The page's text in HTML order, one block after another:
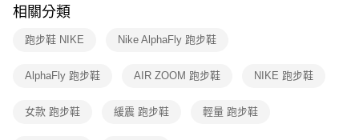
※ 交易是否成功請以「AFTEE先享後付 」之結帳頁面顯示為準，若有關於
是否繳費成功／繳費後需取消欲退款等相關疑問，請聯繫「AFTEE先享後付
客戶支援中心」
https://netprotections.freshdesk.com/support/home
１．透過由恩沛科技股份有限公司提供之「AFTEE先享後付」服務完成之交
權轉讓予恩沛科技股份有限公司。
相關分類
跑步鞋 NIKE Nike AlphaFly 跑步鞋
AlphaFly 跑步鞋 AIR ZOOM 跑步鞋 NIKE 跑步鞋
女款 跑步鞋 緩震 跑步鞋 輕量 跑步鞋